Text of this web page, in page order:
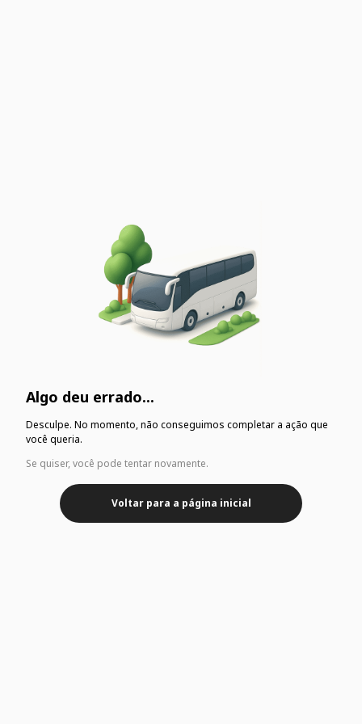
Algo deu errado...
Desculpe. No momento, não conseguimos completar a ação que
você queria.
Se quiser, você pode tentar novamente.
Voltar para a página inicial